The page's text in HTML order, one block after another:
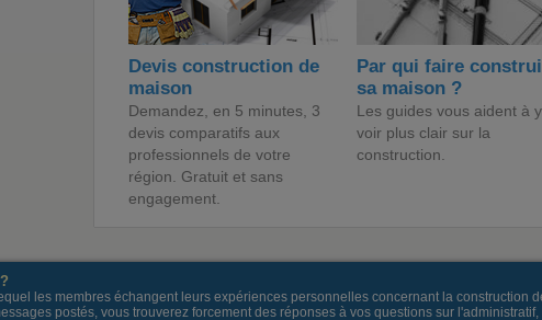
Devis construction de
maison
Demandez, en 5 minutes, 3
devis comparatifs aux
professionnels de votre
région. Gratuit et sans
engagement.
Par qui faire
sa maison ?
Les guides vous aident à y
voir plus clair sur la
construction.
les membres échangent leurs expériences personnelles concernant la construction
postés, vous trouverez forcement des réponses à vos questions sur